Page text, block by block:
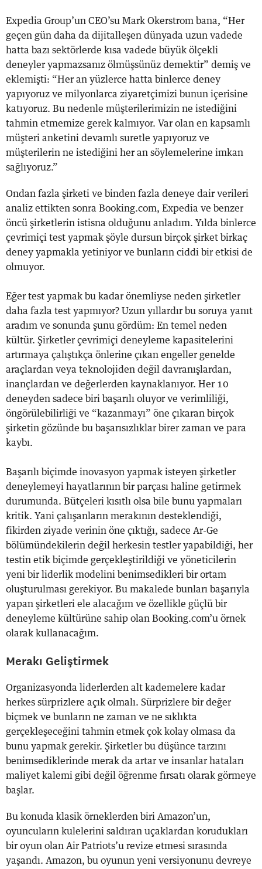
Expedia Group’un CEO’su Mark Okerstrom bana, “Her
geçen gün daha da dijitalleşen dünyada uzun vadede
hatta bazı sektörlerde kısa vadede büyük ölçekli
deneyler yapmazsanız ölmüşsünüz demektir” demiş ve
eklemişti: “Her an yüzlerce hatta binlerce deney
yapıyoruz ve milyonlarca ziyaretçimizi bunun içerisine
katıyoruz. Bu nedenle müşterilerimizin ne istediğini
tahmin etmemize gerek kalmıyor. Var olan en kapsamlı
müşteri anketini devamlı suretle yapıyoruz ve
müşterilerin ne istediğini her an söylemelerine imkan
sağlıyoruz.”
Ondan fazla şirketi ve binden fazla deneye dair verileri
analiz ettikten sonra Booking.com, Expedia ve benzer
öncü şirketlerin istisna olduğunu anladım. Yılda binlerce
çevrimiçi test yapmak şöyle dursun birçok şirket birkaç
deney yapmakla yetiniyor ve bunların ciddi bir etkisi de
olmuyor.
Eğer test yapmak bu kadar önemliyse neden şirketler
daha fazla test yapmıyor? Uzun yıllardır bu soruya yanıt
aradım ve sonunda şunu gördüm: En temel neden
kültür. Şirketler çevrimiçi deneyleme kapasitelerini
artırmaya çalıştıkça önlerine çıkan engeller genelde
araçlardan veya teknolojiden değil davranışlardan,
inançlardan ve değerlerden kaynaklanıyor. Her 10
deneyden sadece biri başarılı oluyor ve verimliliği,
öngörülebilirliği ve “kazanmayı” öne çıkaran birçok
şirketin gözünde bu başarısızlıklar birer zaman ve para
kaybı.
Başarılı biçimde inovasyon yapmak isteyen şirketler
deneylemeyi hayatlarının bir parçası haline getirmek
durumunda. Bütçeleri kısıtlı olsa bile bunu yapmaları
kritik. Yani çalışanların merakının desteklendiği,
fikirden ziyade verinin öne çıktığı, sadece Ar-Ge
bölümündekilerin değil herkesin testler yapabildiği, her
testin etik biçimde gerçekleştirildiği ve yöneticilerin
yeni bir liderlik modelini benimsedikleri bir ortam
oluşturulması gerekiyor. Bu makalede bunları başarıyla
yapan şirketleri ele alacağım ve özellikle güçlü bir
deneyleme kültürüne sahip olan Booking.com’u örnek
olarak kullanacağım.
Merakı Geliştirmek
Organizasyonda liderlerden alt kademelere kadar
herkes sürprizlere açık olmalı. Sürprizlere bir değer
biçmek ve bunların ne zaman ve ne sıklıkta
gerçekleşeceğini tahmin etmek çok kolay olmasa da
bunu yapmak gerekir. Şirketler bu düşünce tarzını
benimsediklerinde merak da artar ve insanlar hataları
maliyet kalemi gibi değil öğrenme fırsatı olarak görmeye
başlar.
Bu konuda klasik örneklerden biri Amazon’un,
oyuncuların kulelerini saldıran uçaklardan korudukları
bir oyun olan Air Patriots’u revize etmesi sırasında
yaşandı. Amazon, bu oyunun yeni versiyonunu devreye